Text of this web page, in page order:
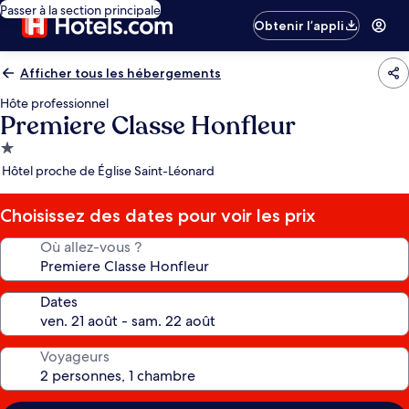
Passer à la section principale
Obtenir l’appli
Afficher tous les hébergements
Hôte professionnel
Premiere Classe Honfleur
Hébergement
1.0 étoile
Hôtel proche de Église Saint-Léonard
Choisissez des dates pour voir les prix
Où allez-vous ?
Dates
Voyageurs